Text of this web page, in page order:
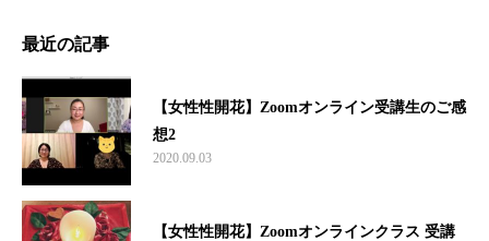
最近の記事
【女性性開花】Zoomオンライン受講生のご感
想2
2020.09.03
【女性性開花】Zoomオンラインクラス 受講